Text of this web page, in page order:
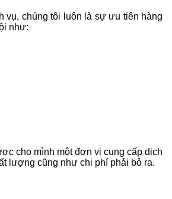
vụ, chúng tôi luôn là sự ưu tiên hàng
như:
cho mình một đơn vị cung cấp dịch
lượng cũng như chi phí phải bỏ ra.